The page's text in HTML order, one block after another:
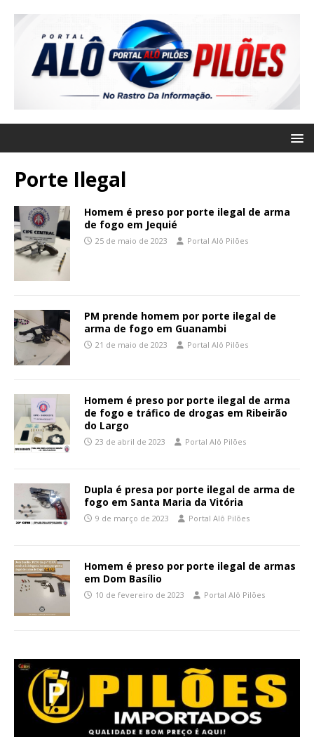
Porte Ilegal
Homem é preso por porte ilegal de arma
de fogo em Jequié
25 de maio de 2023 Portal Alô Pilões
PM prende homem por porte ilegal de
arma de fogo em Guanambi
21 de maio de 2023 Portal Alô Pilões
Homem é preso por porte ilegal de arma
de fogo e tráfico de drogas em Ribeirão
do Largo
23 de abril de 2023 Portal Alô Pilões
Dupla é presa por porte ilegal de arma de
fogo em Santa Maria da Vitória
9 de março de 2023 Portal Alô Pilões
Homem é preso por porte ilegal de armas
em Dom Basílio
10 de fevereiro de 2023 Portal Alô Pilões